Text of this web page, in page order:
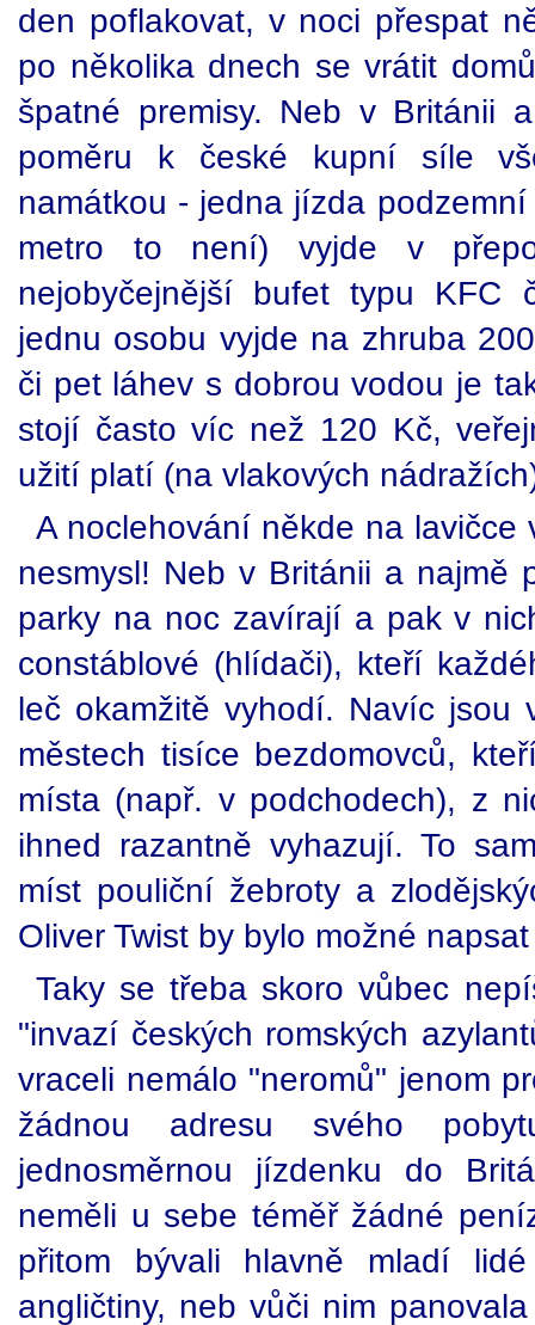
den poflakovat, v noci přespat
po několika dnech se vrátit
špatné premisy. Neb v Británii
poměru k české kupní síle
namátkou - jedna jízda
metro to není) vyjde v
nejobyčejnější bufet typu KFC
jednu osobu vyjde na zhruba
či pet láhev s dobrou vodou je
stojí často víc než 120 Kč,
užití platí (na vlakových
A noclehování někde na lavičce
nesmysl! Neb v Británii a najmě
parky na noc zavírají a pak v
constáblové (hlídači), kteří
leč okamžitě vyhodí. Navíc jsou
městech tisíce bezdomovců,
místa (např. v podchodech), z
ihned razantně vyhazují. To
míst pouliční žebroty a
Oliver Twist by bylo možné
Taky se třeba skoro vůbec
"invazí českých romských
vraceli nemálo "neromů" jenom
žádnou adresu svého
jednosměrnou jízdenku do
neměli u sebe téměř žádné
přitom bývali hlavně mladí
angličtiny, neb vůči nim